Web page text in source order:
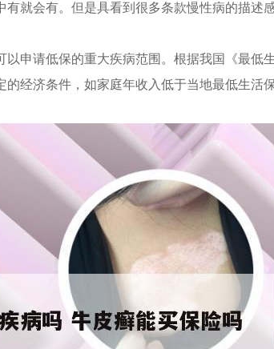
就会有。但是具看到很多条款慢性病的描述
申请低保的重大疾病范围。根据我国《最低
经济条件，如家庭年收入低于当地最低生活